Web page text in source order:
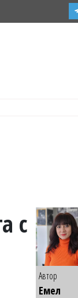
подробности
с
Автор
Емел